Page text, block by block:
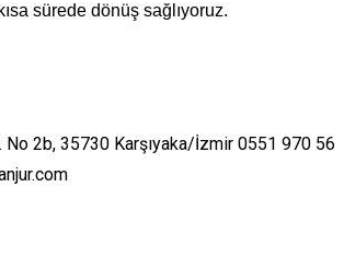
sürede dönüş sağlıyoruz.
No 2b, 35730 Karşıyaka/İzmir 0551 970 56